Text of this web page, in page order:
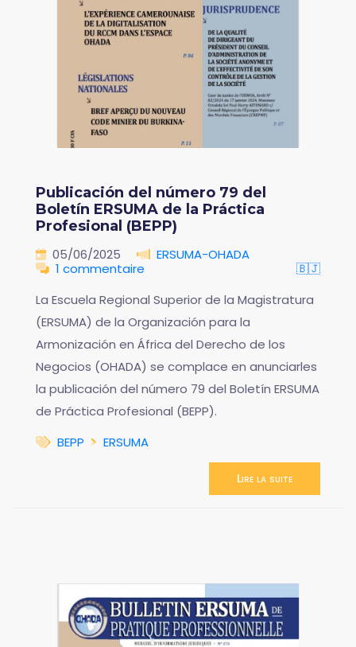
Publicación del número 79 del
Boletín ERSUMA de la Práctica
Profesional (BEPP)
05/06/2025
ERSUMA-OHADA
1 commentaire
🇧🇯
La Escuela Regional Superior de la Magistratura
(ERSUMA) de la Organización para la
Armonización en África del Derecho de los
Negocios (OHADA) se complace en anunciarles
la publicación del número 79 del Boletín ERSUMA
de Práctica Profesional (BEPP).
BEPP
ERSUMA
Lire la suite